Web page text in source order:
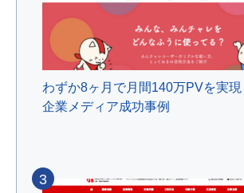
わずか8ヶ月で月間140万PVを実現
企業メディア成功事例
3